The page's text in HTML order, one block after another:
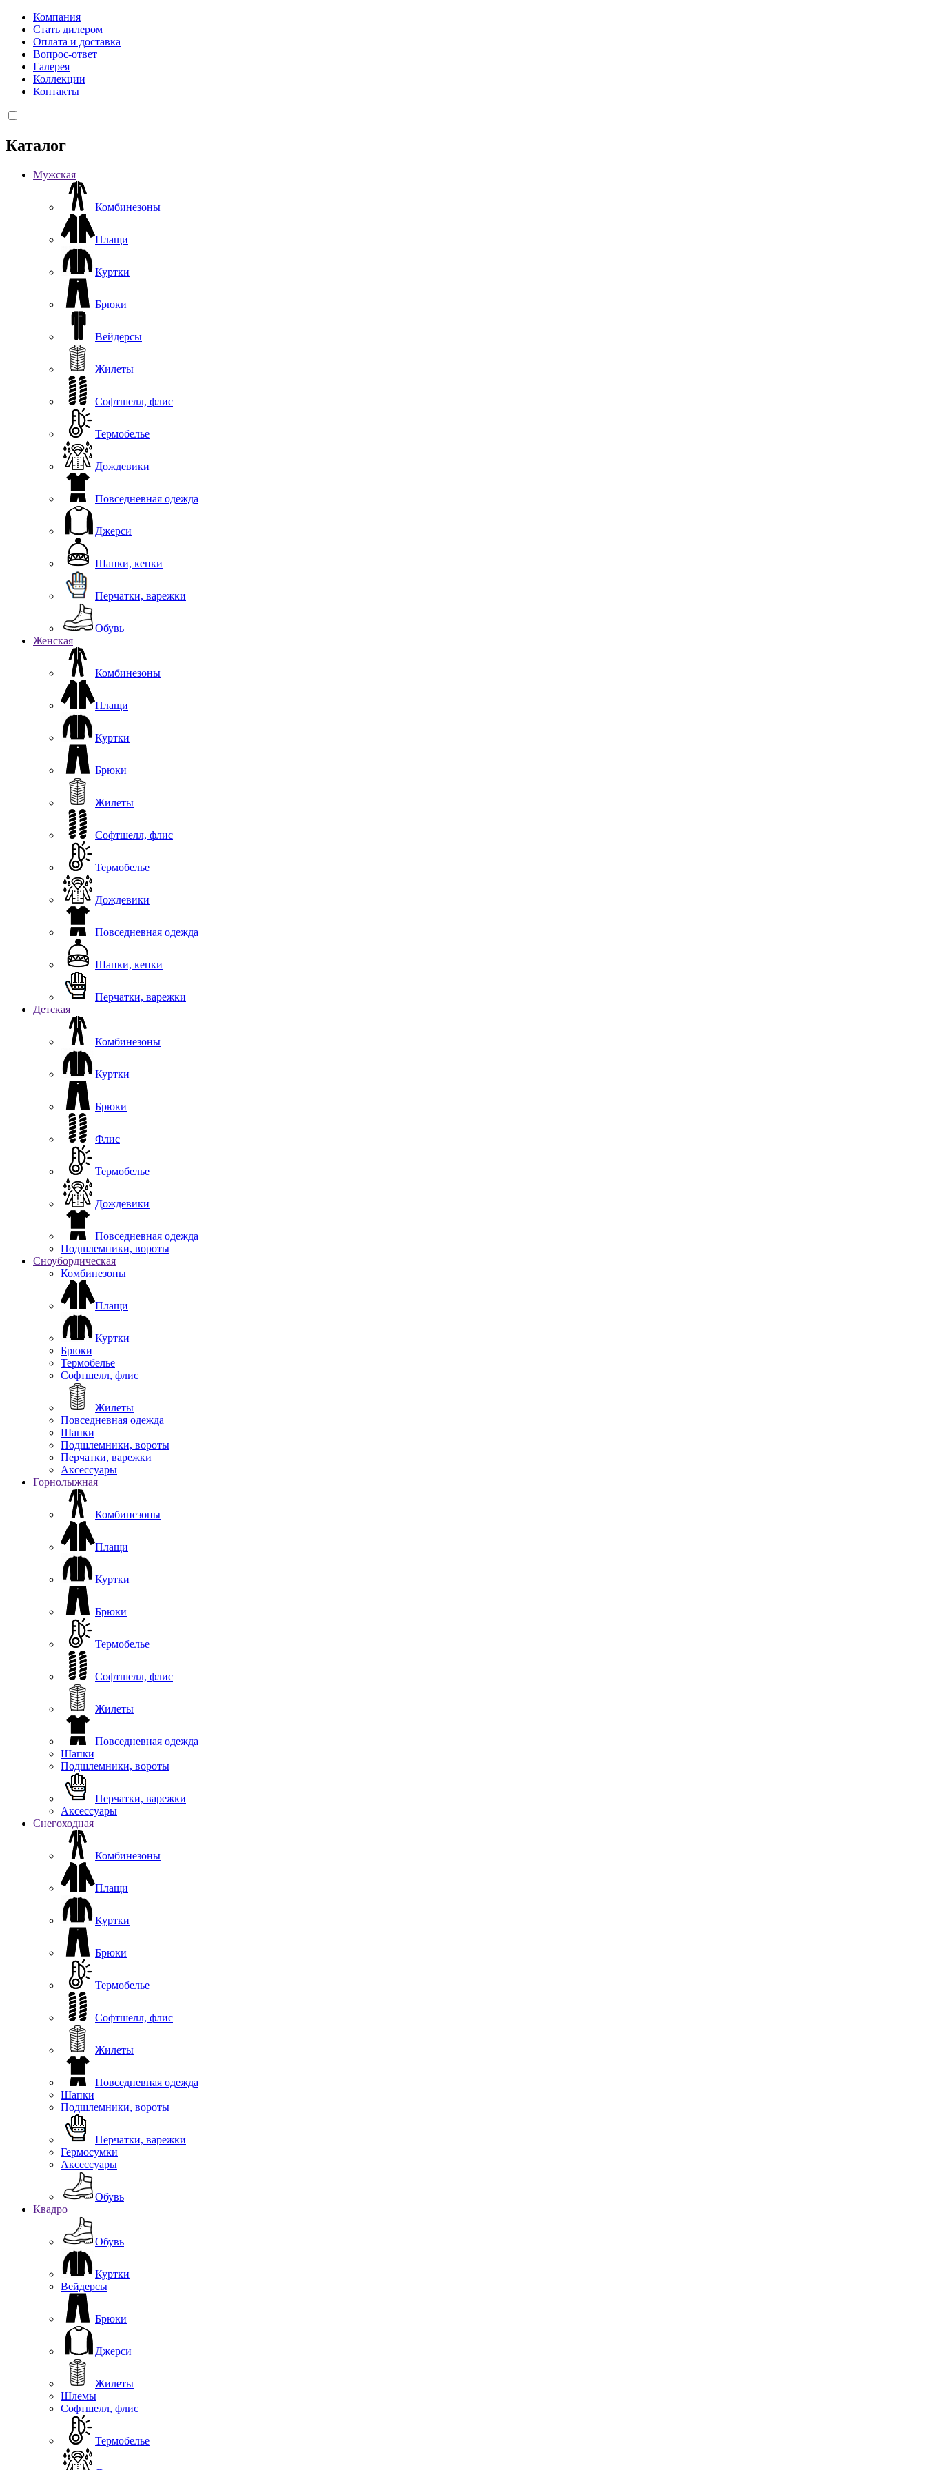
Компания
Стать дилером
Оплата и доставка
Вопрос-ответ
Галерея
Коллекции
Контакты
Каталог
Мужская
Комбинезоны
Плащи
Куртки
Брюки
Вейдерсы
Жилеты
Софтшелл, флис
Термобелье
Дождевики
Повседневная одежда
Джерси
Шапки, кепки
Перчатки, варежки
Обувь
Женская
Комбинезоны
Плащи
Куртки
Брюки
Жилеты
Софтшелл, флис
Термобелье
Дождевики
Повседневная одежда
Шапки, кепки
Перчатки, варежки
Детская
Комбинезоны
Куртки
Брюки
Флис
Термобелье
Дождевики
Повседневная одежда
Подшлемники, вороты
Сноубордическая
Комбинезоны
Плащи
Куртки
Брюки
Термобелье
Софтшелл, флис
Жилеты
Повседневная одежда
Шапки
Подшлемники, вороты
Перчатки, варежки
Аксессуары
Горнолыжная
Комбинезоны
Плащи
Куртки
Брюки
Термобелье
Софтшелл, флис
Жилеты
Повседневная одежда
Шапки
Подшлемники, вороты
Перчатки, варежки
Аксессуары
Снегоходная
Комбинезоны
Плащи
Куртки
Брюки
Термобелье
Софтшелл, флис
Жилеты
Повседневная одежда
Шапки
Подшлемники, вороты
Перчатки, варежки
Гермосумки
Аксессуары
Обувь
Квадро
Обувь
Куртки
Вейдерсы
Брюки
Джерси
Жилеты
Шлемы
Софтшелл, флис
Термобелье